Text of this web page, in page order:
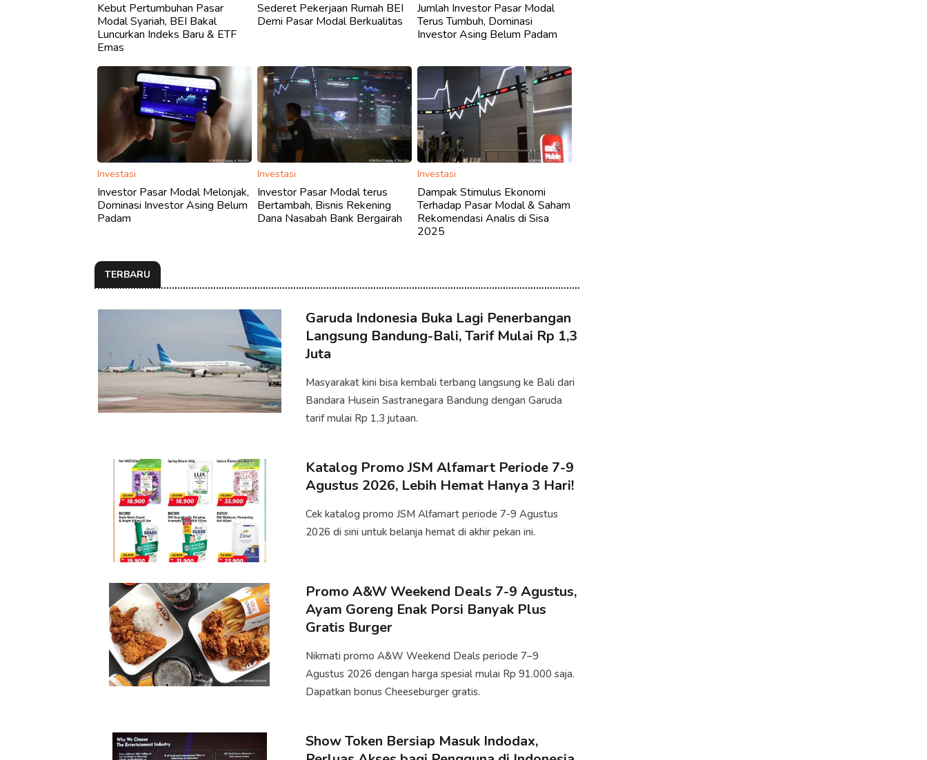
Kebut Pertumbuhan Pasar
Modal Syariah, BEI Bakal
Luncurkan Indeks Baru & ETF
Emas
Sederet Pekerjaan Rumah BEI
Demi Pasar Modal Berkualitas
Jumlah Investor Pasar Modal
Terus Tumbuh, Dominasi
Investor Asing Belum Padam
Investasi
Investor Pasar Modal Melonjak,
Dominasi Investor Asing Belum
Padam
Investasi
Investor Pasar Modal terus
Bertambah, Bisnis Rekening
Dana Nasabah Bank Bergairah
Investasi
Dampak Stimulus Ekonomi
Terhadap Pasar Modal & Saham
Rekomendasi Analis di Sisa
2025
TERBARU
Garuda Indonesia Buka Lagi Penerbangan
Langsung Bandung-Bali, Tarif Mulai Rp 1,3
Juta
Masyarakat kini bisa kembali terbang langsung ke Bali dari
Bandara Husein Sastranegara Bandung dengan Garuda
tarif mulai Rp 1,3 jutaan.
Katalog Promo JSM Alfamart Periode 7-9
Agustus 2026, Lebih Hemat Hanya 3 Hari!
Cek katalog promo JSM Alfamart periode 7-9 Agustus
2026 di sini untuk belanja hemat di akhir pekan ini.
Promo A&W Weekend Deals 7-9 Agustus,
Ayam Goreng Enak Porsi Banyak Plus
Gratis Burger
Nikmati promo A&W Weekend Deals periode 7–9
Agustus 2026 dengan harga spesial mulai Rp 91.000 saja.
Dapatkan bonus Cheeseburger gratis.
Show Token Bersiap Masuk Indodax,